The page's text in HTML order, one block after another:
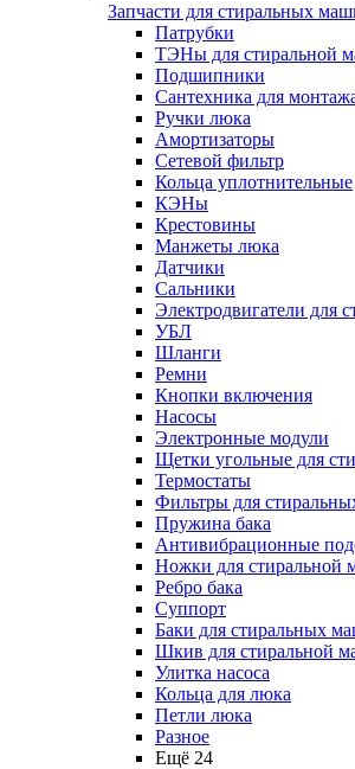
Запчасти для стиральных
Патрубки
ТЭНы для стиральной
Подшипники
Сантехника для
Ручки люка
Амортизаторы
Сетевой фильтр
Кольца уплотнительные
КЭНы
Крестовины
Манжеты люка
Датчики
Сальники
Электродвигатели для
УБЛ
Шланги
Ремни
Кнопки включения
Насосы
Электронные модули
Щетки угольные для
Термостаты
Фильтры для
Пружина бака
Антивибрационные
Ножки для стиральной
Ребро бака
Суппорт
Баки для стиральных
Шкив для стиральной
Улитка насоса
Кольца для люка
Петли люка
Разное
Ещё 24